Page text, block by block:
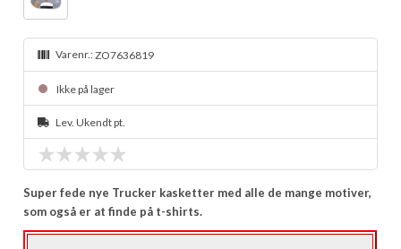
Varenr.:ZO7636819
Ikke på lager
Lev. Ukendt pt.
Super fede nye Trucker kasketter med alle de mange motiver,
som også er at finde på t-shirts.